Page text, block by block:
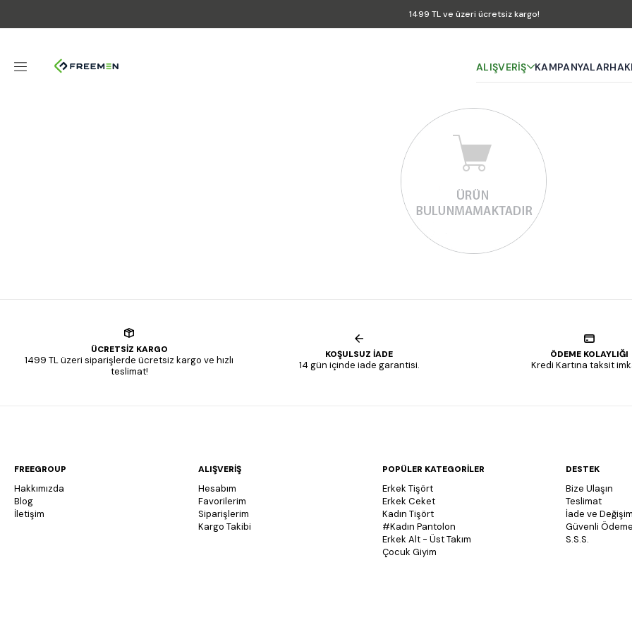
1499 TL ve üzeri ücretsiz kargo!
ALIŞVERİŞ KAMPANYALAR
ÜCRETSİZ KARGO
1499 TL üzeri siparişlerde ücretsiz kargo ve hızlı
teslimat!
KOŞULSUZ İADE
14 gün içinde iade garantisi.
ÖDEME KOLAYLIĞI
Kredi Kartına taksit
FREEGROUP
Hakkımızda
Blog
İletişim
ALIŞVERİŞ
Hesabım
Favorilerim
Siparişlerim
Kargo Takibi
POPÜLER KATEGORİLER
Erkek Tişört
Erkek Ceket
Kadın Tişört
#Kadın Pantolon
Erkek Alt - Üst Takım
Çocuk Giyim
DESTEK
Bize Ulaşın
Teslimat
İade ve
Güvenli Ödeme
S.S.S.